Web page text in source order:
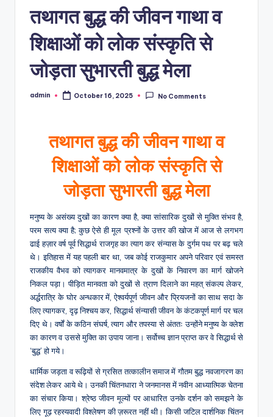
तथागत बुद्ध की जीवन गाथा व
शिक्षाओं को लोक संस्कृति से
जोड़ता सुभारती बुद्ध मेला
Posted
admin October 16, 2025 No Comments
तथागत बुद्ध की जीवन गाथा व
शिक्षाओं को लोक संस्कृति से
जोड़ता सुभारती बुद्ध मेला
मनुष्य के असंख्य दुखों का कारण क्या है, क्या सांसारिक दुखों से मुक्ति संभव है,
परम सत्य क्या है; कुछ ऐसे ही मूल प्रश्नों के उत्तर की खोज में आज से लगभग
ढाई हज़ार वर्ष पूर्व सिद्धार्थ राजगृह का त्याग कर संन्यास के दुर्गम पथ पर बढ़ चले
थे। इतिहास में यह पहली बार था, जब कोई राजकुमार अपने परिवार एवं समस्त
राजकीय वैभव को त्यागकर मानवमात्र के दुखों के निवारण का मार्ग खोजने
निकल पड़ा। पीड़ित मानवता को दुखों से त्राण दिलाने का महत् संकल्प लेकर,
अर्द्धरात्रि के घोर अन्धकार में, ऐश्वर्यपूर्ण जीवन और प्रियजनों का साथ सदा के
लिए त्यागकर, दृढ़ निश्चय कर, सिद्धार्थ संन्यासी जीवन के कंटकपूर्ण मार्ग पर चल
दिए थे। वर्षों के कठिन संघर्ष, त्याग और तपस्या से अंततः उन्होंने मनुष्य के क्लेश
का कारण व उससे मुक्ति का उपाय जाना। सर्वोच्च ज्ञान प्राप्त कर वे सिद्धार्थ से
‘बुद्ध’ हो गये।
धार्मिक जड़ता व रूढ़ियों से ग्रसित तत्कालीन समाज में गौतम बुद्ध नवजागरण का
संदेश लेकर आये थे। उनकी चिंतनधारा ने जनमानस में नवीन आध्यात्मिक चेतना
का संचार किया। श्रेष्ठ जीवन मूल्यों पर आधारित उनके दर्शन को समझने के
लिए गूढ़ रहस्यवादी विश्लेषण की ज़रूरत नहीं थी। किसी जटिल दार्शनिक चिंतन